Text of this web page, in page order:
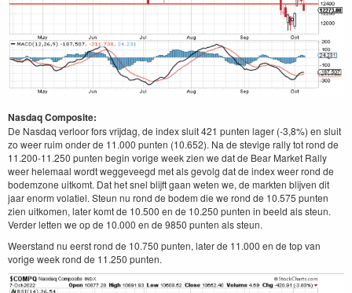
Nasdaq Composite:
De Nasdaq verloor fors vrijdag, de index sluit 421 punten lager (-3,8%) en sluit
zo weer ruim onder de 11.000 punten (10.652). Na de stevige rally tot rond de
11.200-11.250 punten begin vorige week zien we dat de Bear Market Rally
weer helemaal wordt weggeveegd met als gevolg dat de index weer rond de
bodemzone uitkomt. Dat het snel blijft gaan weten we, de markten blijven dit
jaar enorm volatiel. Steun nu rond de bodem die we rond de 10.575 punten
zien uitkomen, later komt de 10.500 en de 10.250 punten in beeld als steun.
Verder letten we op de 10.000 en de 9850 punten als steun.
Weerstand nu eerst rond de 10.750 punten, later de 11.000 en de top van
vorige week rond de 11.250 punten.